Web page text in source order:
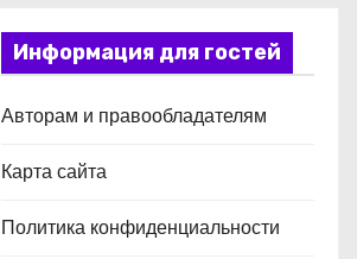
Информация для гостей
Авторам и правообладателям
Карта сайта
Политика конфиденциальности